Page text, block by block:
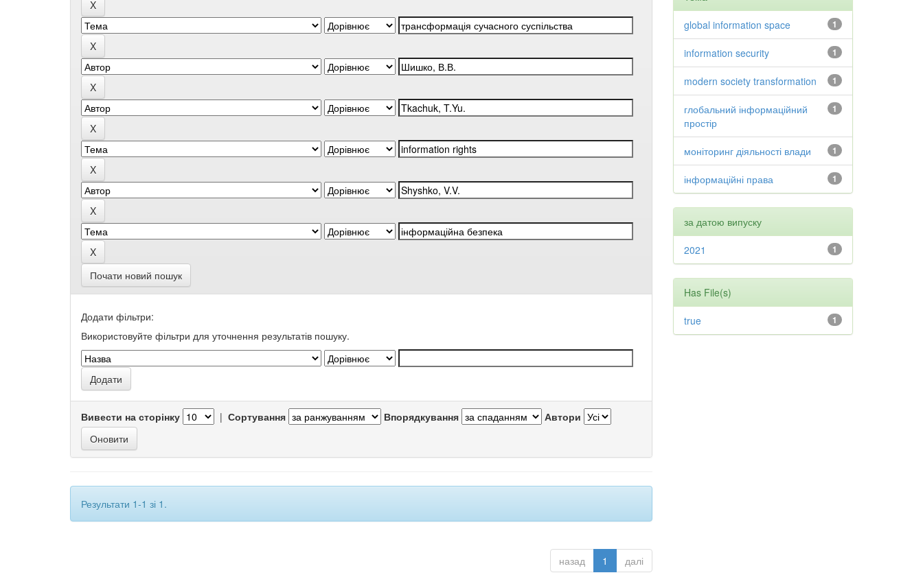
Почати новий пошук
Додати фільтри:
Використовуйте фільтри для уточнення результатів пошуку.
Вивести на сторінку | Сортування Впорядкування Автори
Результати 1-1 зі 1.
назад 1 далі
1
global information space
1
information security
1
modern society transformation
1
глобальний інформаційний
простір
1
моніторинг діяльності влади
1
інформаційні права
за датою випуску
1
2021
Has File(s)
1
true